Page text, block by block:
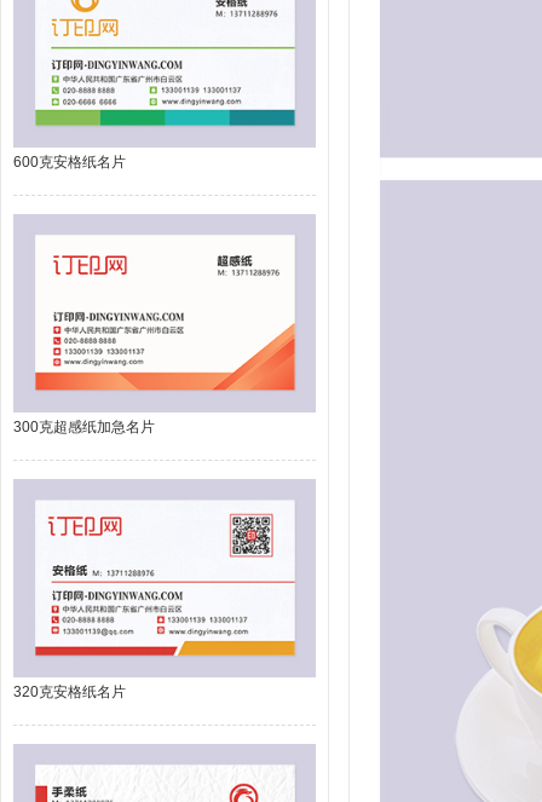
600克安格纸名片
300克超感纸加急名片
320克安格纸名片